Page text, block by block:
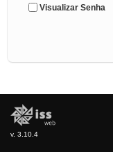
Visualizar Senha
v. 3.10.4